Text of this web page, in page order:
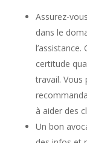
Assurez-
dans le
certitude
travail. Vous
à aider des
Un bon